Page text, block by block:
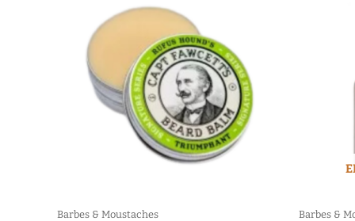
Barbes & Moustaches Barbes &